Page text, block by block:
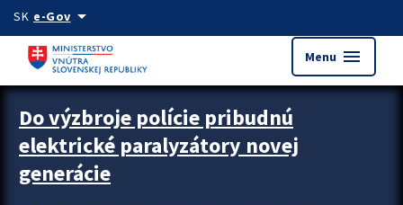
Preskocit na hlavný obsah
SK e-Govarrow_drop_down
Menu menu
Zastavit automatický posun upútavok
Do výzbroje polície pribudnú
elektrické paralyzátory novej
generácie